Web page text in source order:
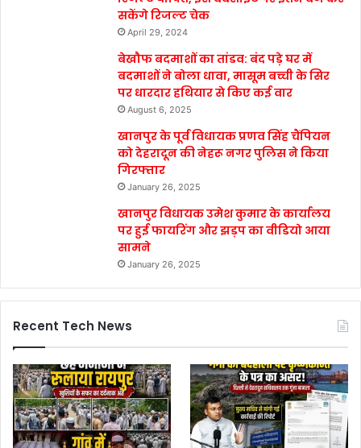
सकेंगे रिजल्ट चेक
April 29, 2024
बेखौफ बदमाशों का तांडव: बंद पड़े घर में
बदमाशों ने बोला धावा, मासूम बच्ची के सिर
पर धारदार हथियार से किए कई वार
August 6, 2025
खानपुर के पूर्व विधायक प्रणव सिंह चैंपियन
को देहरादून की नेहरू नगर पुलिस ने किया
गिरफ्तार
January 26, 2025
खानपुर विधायक उमेश कुमार के कार्यालय
पर हुई फायरिंग और झड़प का वीडियो आया
सामने
January 26, 2025
Recent Tech News